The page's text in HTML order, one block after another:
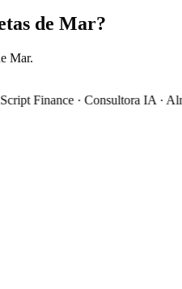
de Mar?
Mar.
Finance · Consultora IA ·